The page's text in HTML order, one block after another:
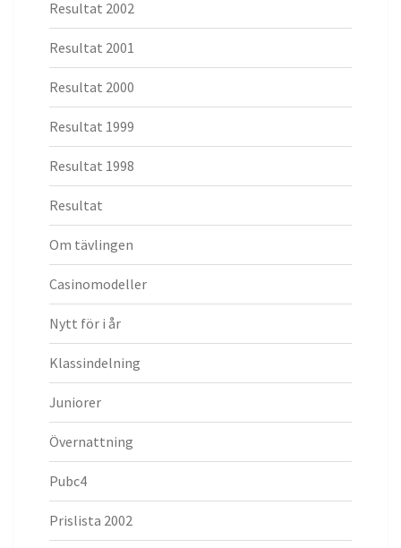
Resultat 2002
Resultat 2001
Resultat 2000
Resultat 1999
Resultat 1998
Resultat
Om tävlingen
Casinomodeller
Nytt för i år
Klassindelning
Juniorer
Övernattning
Pubc4
Prislista 2002